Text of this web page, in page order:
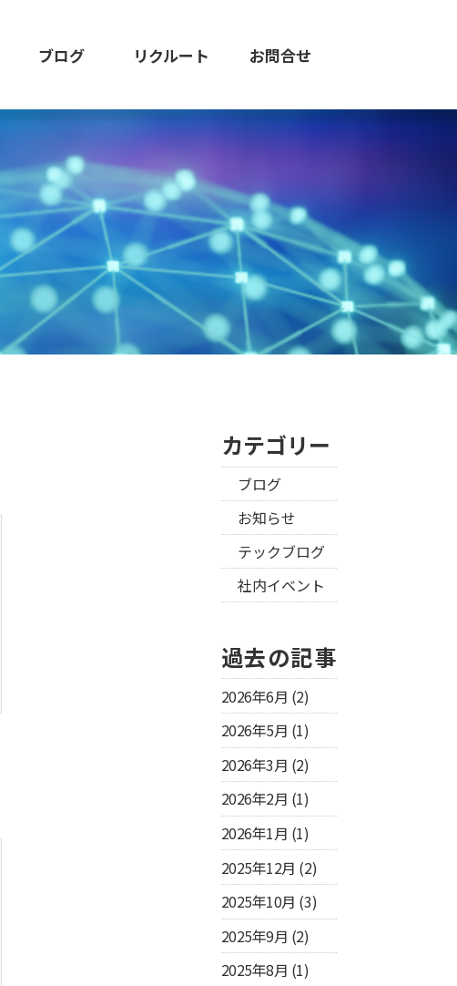
ブログ リクルート お問合せ
カテゴリー
ブログ
お知らせ
テックブログ
社内イベント
過去の記事
2026年6月 (2)
2026年5月 (1)
2026年3月 (2)
2026年2月 (1)
2026年1月 (1)
2025年12月 (2)
2025年10月 (3)
2025年9月 (2)
2025年8月 (1)